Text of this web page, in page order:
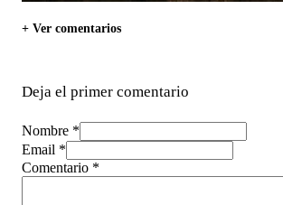
+ Ver comentarios
Deja el primer comentario
Nombre *
Email *
Comentario *